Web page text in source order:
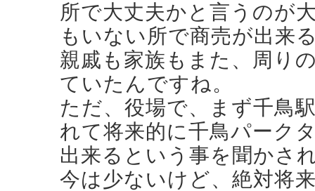
所で大丈夫かと言うのが
もいない所で商売が出来
親戚も家族もまた、周り
ていたんですね。
ただ、役場で、まず千鳥
れて将来的に千鳥パーク
出来るという事を聞かさ
今は少ないけど、絶対将